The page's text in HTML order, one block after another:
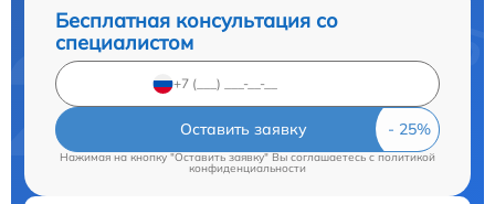
Бесплатная консультация со
специалистом
Оставить заявку
Нажимая на кнопку "Оставить заявку" Вы соглашаетесь cполитикой
конфиденциальности